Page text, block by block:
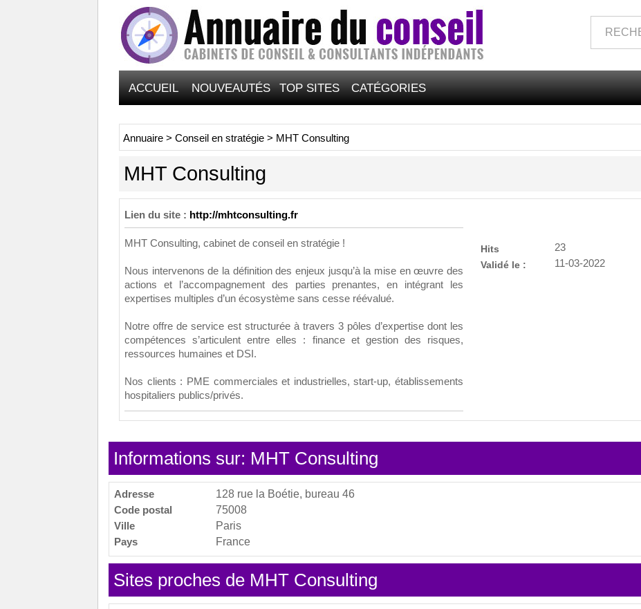
ACCUEIL NOUVEAUTÉS TOP SITES CATÉGORIES
Annuaire > Conseil en stratégie > MHT Consulting
MHT Consulting
Lien du site : http://mhtconsulting.fr
MHT Consulting, cabinet de conseil en stratégie !
Nous intervenons de la définition des enjeux jusqu’à la mise en œuvre des
actions et l’accompagnement des parties prenantes, en intégrant les
expertises multiples d’un écosystème sans cesse réévalué.
Notre offre de service est structurée à travers 3 pôles d’expertise dont les
compétences s’articulent entre elles : finance et gestion des risques,
ressources humaines et DSI.
Nos clients : PME commerciales et industrielles, start-up, établissements
hospitaliers publics/privés.
Hits
23
Validé le :
11-03-2022
Informations sur: MHT Consulting
Adresse
128 rue la Boétie, bureau 46
Code postal
75008
Ville
Paris
Pays
France
Sites proches de MHT Consulting